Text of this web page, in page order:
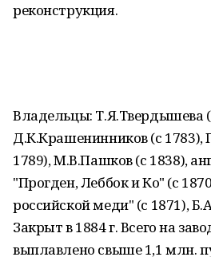
реконструкция.
Владельцы: Т.Я.Твердышева
Д.К.Крашенинников (с 1783),
1789), М.В.Пашков (с 1838),
"Прогден, Леббок и Ко" (с
российской меди" (с 1871),
Закрыт в 1884 г. Всего на
выплавлено свыше 1,1 млн.